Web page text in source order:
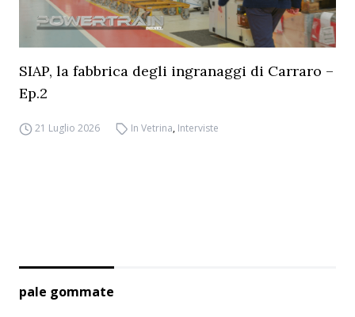
SIAP, la fabbrica degli ingranaggi di Carraro –
Ep.2
21 Luglio 2026 In Vetrina, Interviste
pale gommate